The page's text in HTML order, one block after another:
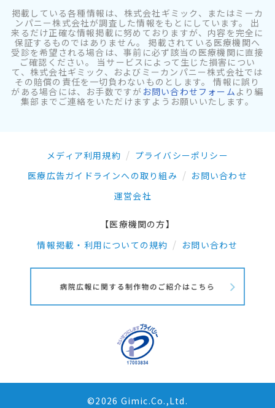
掲載している各種情報は、株式会社ギミック、またはミーカ
ンパニー株式会社が調査した情報をもとにしています。 出
来るだけ正確な情報掲載に努めておりますが、内容を完全に
保証するものではありません。 掲載されている医療機関へ
受診を希望される場合は、事前に必ず該当の医療機関に直接
ご確認ください。 当サービスによって生じた損害につい
て、株式会社ギミック、およびミーカンパニー株式会社では
その賠償の責任を一切負わないものとします。 情報に誤り
がある場合には、お手数ですが お問い合わせフォーム より編
集部までご連絡をいただけますようお願いいたします。
メディア利用規約
プライバシーポリシー
医療広告ガイドラインへの取り組み
お問い合わせ
運営会社
【医療機関の方】
情報掲載・利用についての規約
お問い合わせ
©2026 Gimic.Co.,Ltd.